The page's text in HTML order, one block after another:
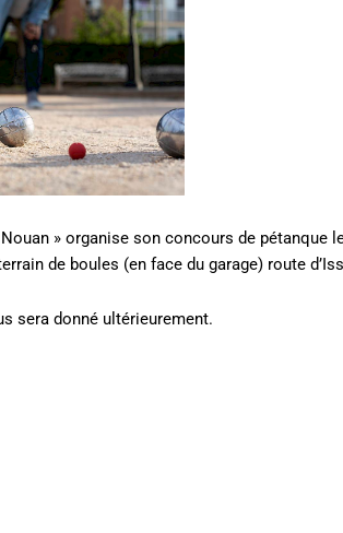
» organise son concours de pétanque
de boules (en face du garage) route
sera donné ultérieurement.